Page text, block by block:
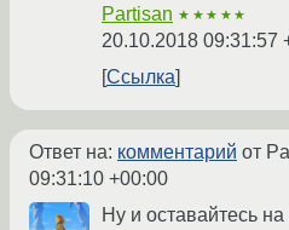
Partisan ★★★★★
20.10.2018 09:31:57
Ссылка
Ответ на: комментарий от
09:31:10 +00:00
Ну и оставайтесь